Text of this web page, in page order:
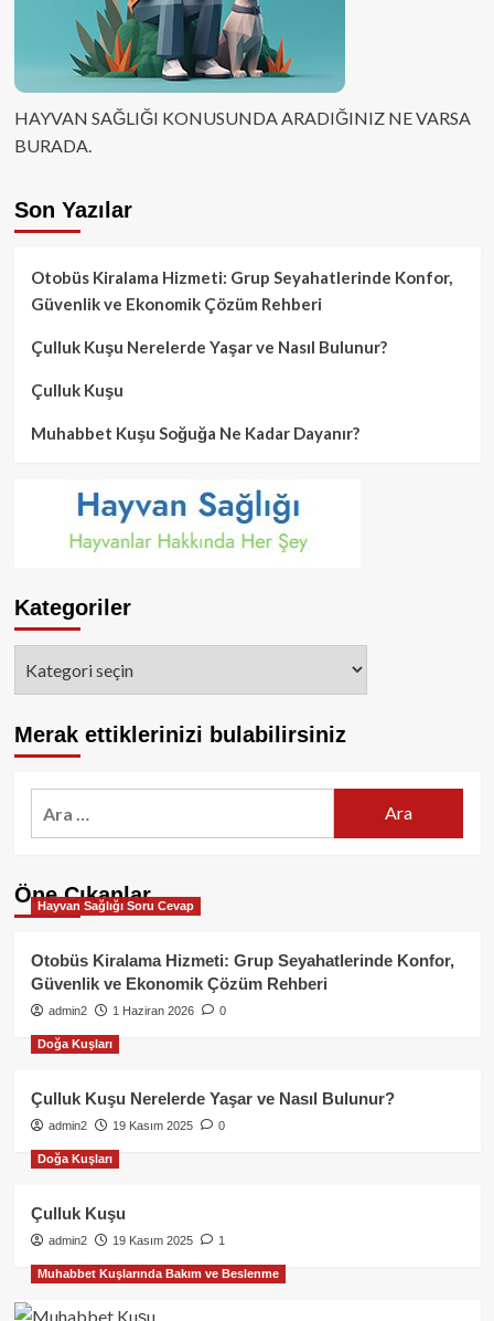
HAYVAN SAĞLIĞI KONUSUNDA ARADIĞINIZ NE VARSA
BURADA.
Son Yazılar
Otobüs Kiralama Hizmeti: Grup Seyahatlerinde Konfor,
Güvenlik ve Ekonomik Çözüm Rehberi
Çulluk Kuşu Nerelerde Yaşar ve Nasıl Bulunur?
Çulluk Kuşu
Muhabbet Kuşu Soğuğa Ne Kadar Dayanır?
Kategoriler
Merak ettiklerinizi bulabilirsiniz
Öne Çıkanlar
Hayvan Sağlığı Soru Cevap
Otobüs Kiralama Hizmeti: Grup Seyahatlerinde Konfor,
Güvenlik ve Ekonomik Çözüm Rehberi
admin2 1 Haziran 2026 0
Doğa Kuşları
Çulluk Kuşu Nerelerde Yaşar ve Nasıl Bulunur?
admin2 19 Kasım 2025 0
Doğa Kuşları
Çulluk Kuşu
admin2 19 Kasım 2025 1
Muhabbet Kuşlarında Bakım ve Beslenme